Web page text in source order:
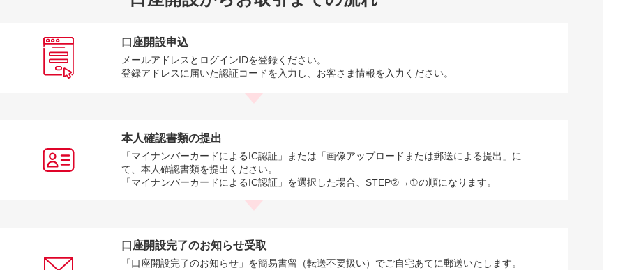
口座開設申込
メールアドレスとログインIDを登録ください。
登録アドレスに届いた認証コードを入力し、お客さま情報を入力ください。
本人確認書類の提出
「マイナンバーカードによるIC認証」または「画像アップロードまたは郵送による提出」に
て、本人確認書類を提出ください。
「マイナンバーカードによるIC認証」を選択した場合、STEP②→①の順になります。
口座開設完了のお知らせ受取
「口座開設完了のお知らせ」を簡易書留（転送不要扱い）でご自宅あてに郵送いたします。